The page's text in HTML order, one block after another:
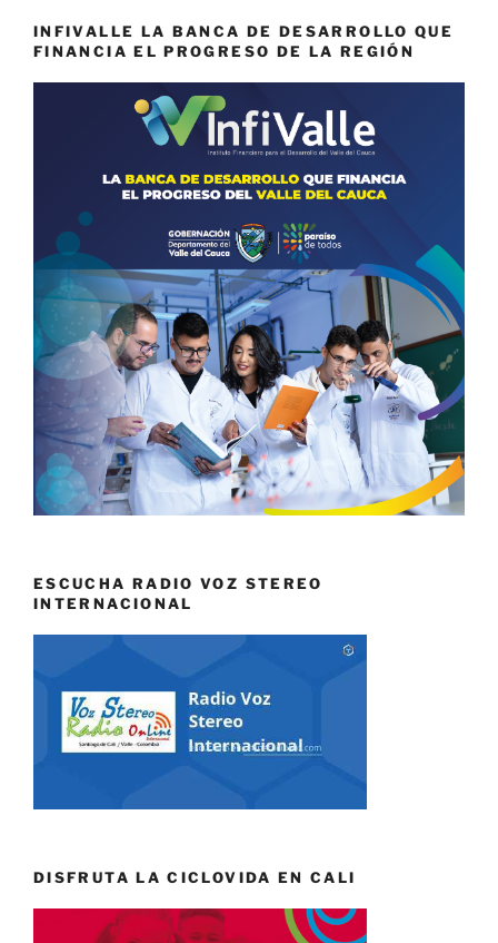
INFIVALLE LA BANCA DE DESARROLLO QUE
FINANCIA EL PROGRESO DE LA REGIÓN
ESCUCHA RADIO VOZ STEREO
INTERNACIONAL
DISFRUTA LA CICLOVIDA EN CALI